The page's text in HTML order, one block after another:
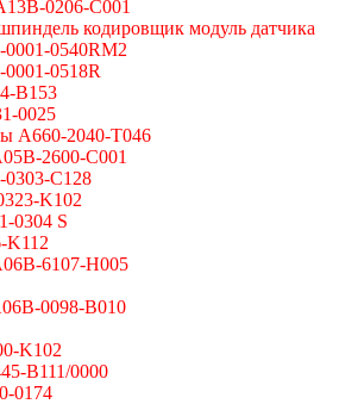
0206-C001
кодировщик модуль датчика
0001-0540RM2
0518R
B153
0025
A660-2040-T046
2600-C001
0303-C128
K102
0304 S
K112
6107-H005
0098-B010
K102
В111/0000
0174